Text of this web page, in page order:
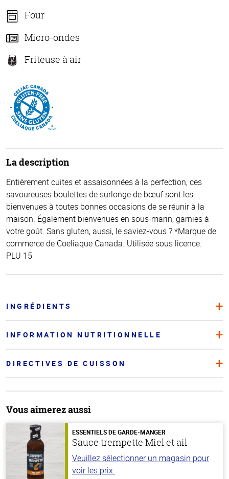
Four
Micro-ondes
Friteuse à air
La description
Entièrement cuites et assaisonnées à la perfection, ces
savoureuses boulettes de surlonge de bœuf sont les
bienvenues à toutes bonnes occasions de se réunir à la
maison. Également bienvenues en sous-marin, garnies à
votre goût. Sans gluten, aussi, le saviez-vous ? *Marque de
commerce de Coeliaque Canada. Utilisée sous licence.
PLU 15
INGRÉDIENTS
INFORMATION NUTRITIONNELLE
DIRECTIVES DE CUISSON
Vous aimerez aussi
ESSENTIELS DE GARDE-MANGER
Sauce trempette Miel et ail
Veuillez sélectionner un magasin pour
voir les prix.